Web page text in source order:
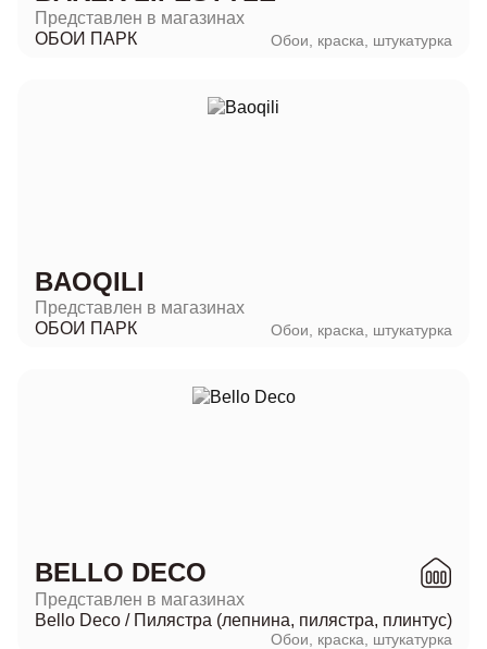
Представлен в магазинах
ОБОИ ПАРК
Обои, краска, штукатурка
BAOQILI
Представлен в магазинах
ОБОИ ПАРК
Обои, краска, штукатурка
BELLO DECO
Представлен в магазинах
Bello Deco / Пилястра (лепнина, пилястра, плинтус)
Обои, краска, штукатурка